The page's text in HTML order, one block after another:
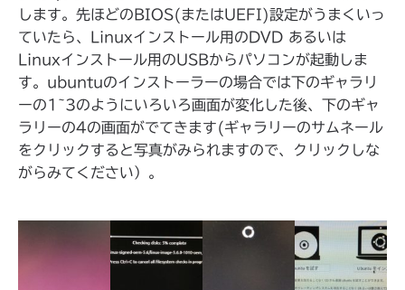
します。先ほどのBIOS(またはUEFI)設定がうまくいっ
ていたら、Linuxインストール用のDVD あるいは
Linuxインストール用のUSBからパソコンが起動しま
す。ubuntuのインストーラーの場合では下のギャラリ
ーの1~3のようにいろいろ画面が変化した後、下のギャ
ラリーの4の画面がでてきます(ギャラリーのサムネール
をクリックすると写真がみられますので、クリックしな
がらみてください）。